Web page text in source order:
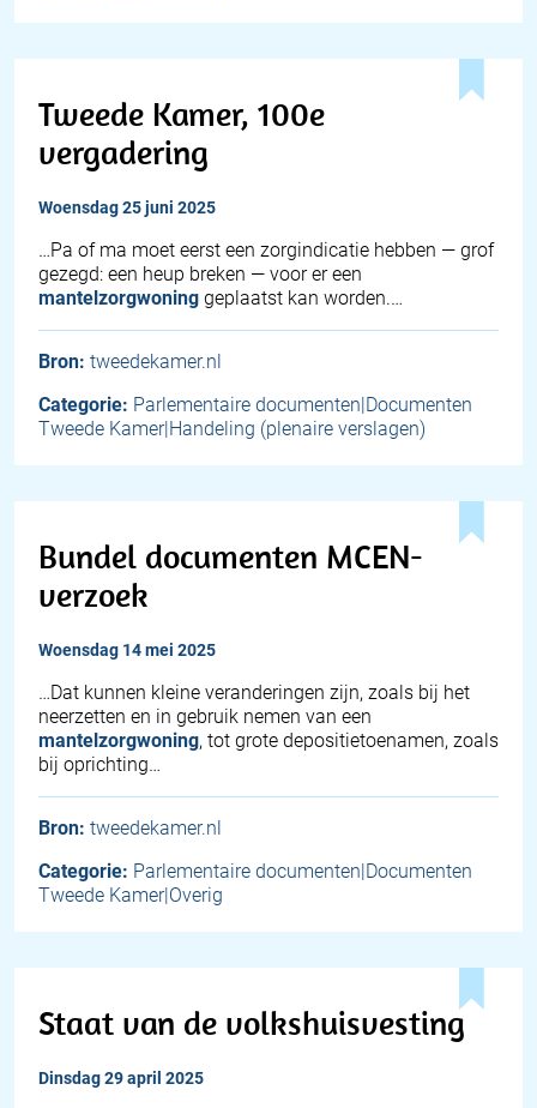
Tweede Kamer, 100e
vergadering
woensdag 25 juni 2025
…Pa of ma moet eerst een zorgindicatie hebben — grof
gezegd: een heup breken — voor er een
mantelzorgwoning geplaatst kan worden.…
Bron: tweedekamer.nl
Categorie: Parlementaire documenten|Documenten
Tweede Kamer|Handeling (plenaire verslagen)
Bundel documenten MCEN-
verzoek
woensdag 14 mei 2025
…Dat kunnen kleine veranderingen zijn, zoals bij het
neerzetten en in gebruik nemen van een
mantelzorgwoning, tot grote depositietoenamen, zoals
bij oprichting…
Bron: tweedekamer.nl
Categorie: Parlementaire documenten|Documenten
Tweede Kamer|Overig
Staat van de volkshuisvesting
dinsdag 29 april 2025